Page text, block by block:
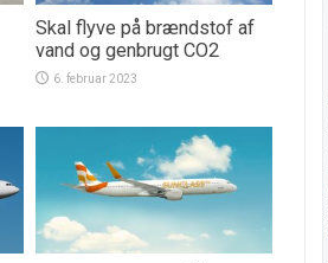
Skal flyve på brændstof af
vand og genbrugt CO2
6. februar 2023